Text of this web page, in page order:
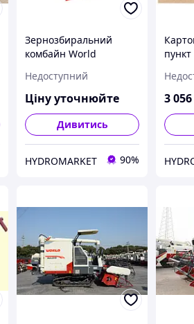
Зернозбиральний
комбайн World
A
Недоступний
Ціну уточнюйте
Дивитись
HYDROMARKET 90%
3